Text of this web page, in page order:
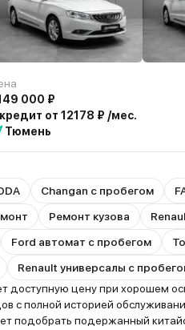
000 ₽
от 12178 ₽ /мес.
Тюмень
Changan с пробегом
Ремонт кузова
Ford автомат с пробегом
Renault универсалы с
цену при хорошем
с полной историей
подобрать подержанный